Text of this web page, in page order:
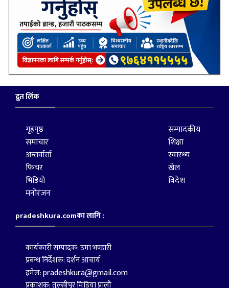
द्रुत लिंक
गृहपृष्ठ
समाचार
अन्तर्वार्ता
फिचर
भिडियो
मनोरंजन
सम्पादकीय
शिक्षा
स्वास्थ्य
खेल
विदेश
pradeshkura.comका लागि :
कार्यकारी सम्पादक: उमा भण्डारी
प्रबन्ध निर्देशक: दर्शन आचार्य
इमेल:pradeshkura@gmail.com
प्रकाशक: तुल्सीपुर मिडिया प्राली